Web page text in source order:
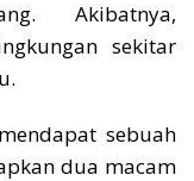
Akibatnya,
sekitar
sebuah
dua macam